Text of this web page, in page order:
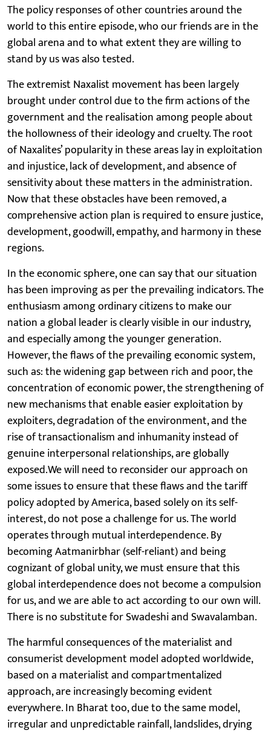
The policy responses of other countries around the
world to this entire episode, who our friends are in the
global arena and to what extent they are willing to
stand by us was also tested.
The extremist Naxalist movement has been largely
brought under control due to the firm actions of the
government and the realisation among people about
the hollowness of their ideology and cruelty. The root
of Naxalites’ popularity in these areas lay in exploitation
and injustice, lack of development, and absence of
sensitivity about these matters in the administration.
Now that these obstacles have been removed, a
comprehensive action plan is required to ensure justice,
development, goodwill, empathy, and harmony in these
regions.
In the economic sphere, one can say that our situation
has been improving as per the prevailing indicators. The
enthusiasm among ordinary citizens to make our
nation a global leader is clearly visible in our industry,
and especially among the younger generation.
However, the flaws of the prevailing economic system,
such as: the widening gap between rich and poor, the
concentration of economic power, the strengthening of
new mechanisms that enable easier exploitation by
exploiters, degradation of the environment, and the
rise of transactionalism and inhumanity instead of
genuine interpersonal relationships, are globally
exposed.We will need to reconsider our approach on
some issues to ensure that these flaws and the tariff
policy adopted by America, based solely on its self-
interest, do not pose a challenge for us. The world
operates through mutual interdependence. By
becoming Aatmanirbhar (self-reliant) and being
cognizant of global unity, we must ensure that this
global interdependence does not become a compulsion
for us, and we are able to act according to our own will.
There is no substitute for Swadeshi and Swavalamban.
The harmful consequences of the materialist and
consumerist development model adopted worldwide,
based on a materialist and compartmentalized
approach, are increasingly becoming evident
everywhere. In Bharat too, due to the same model,
irregular and unpredictable rainfall, landslides, drying